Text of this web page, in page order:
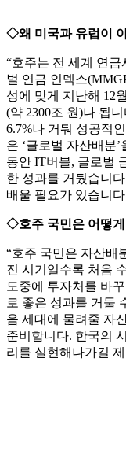
◇왜 미국과 유럽이
“호주는 전 세계 연
벌 연금 인덱스
성에 맞게 지난해 12
(약 2300조 원)나 됩
6.7%나 거둬 성공적
은 ‘글로벌 자산배분
동안 IT버블, 글로벌
한 성과를 거뒀습니
배울 필요가 있습니다
◇호주 국민은 어떻
“호주 국민은 자산배
진 시기일수록 처음
도중에 투자처를 바
로 좋은 성과를 거둘
음 세대에 물려줄 자
준비합니다. 한국의
리를 실현해나가길